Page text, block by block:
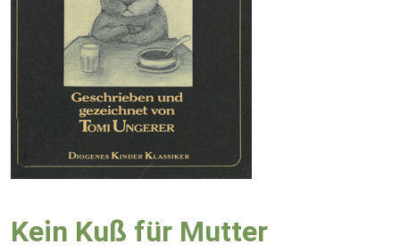
Kein Kuß für Mutter